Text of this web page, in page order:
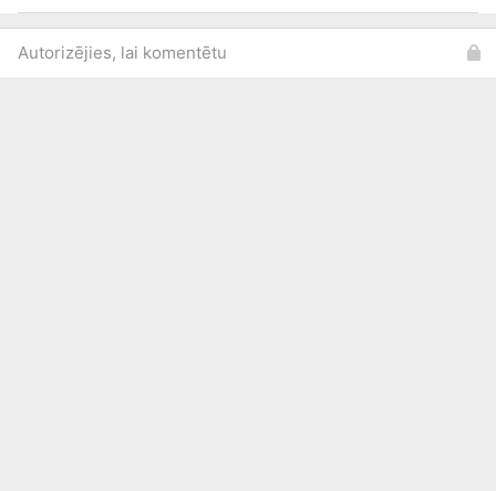
Autorizējies, lai komentētu